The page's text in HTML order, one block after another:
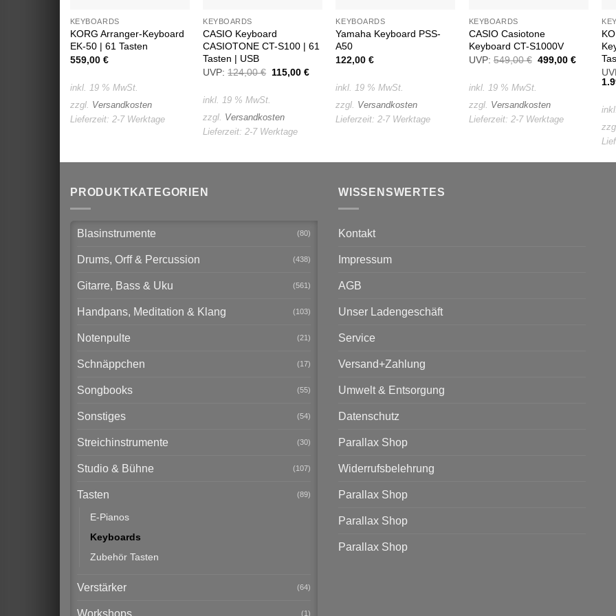
KEYBOARDS
KORG Arranger-Keyboard
EK-50 | 61 Tasten
559,00 €
inkl. 19 % MwSt.
zzgl. Versandkosten
Lieferzeit: 2-7 Werktage
KEYBOARDS
CASIO Keyboard
CASIOTONE CT-S100 | 61
Tasten | USB
UVP: 124,00€ Ursprünglicher
115,00€
115,00 €.
inkl. 19 % MwSt.
zzgl. Versandkosten
Lieferzeit:2-7 Werktage
KEYBOARDS
Yamaha Keyboard PSS-
A50
122,00€
inkl. 19 % MwSt.
zzgl. Versandkosten
Lieferzeit:2-7 Werktage
KEYBOARDS
CASIO Casiotone
Keyboard CT-S1000V
UVP: 549,00€ Ursprünglicher
499,00€ Aktueller
499,00
inkl. 19 % MwSt.
zzgl. Versandkosten
Lieferzeit: 2-7 Werktage
PRODUKTKATEGORIEN
Blasinstrumente (80)
Drums, Orff & Percussion (438)
Gitarre, Bass & Uku (561)
Handpans, Meditation & Klang (103)
Notenpulte (21)
Schnäppchen (17)
Songbooks (55)
Sonstiges (54)
Streichinstrumente (30)
Studio & Bühne (107)
Tasten (89)
E-Pianos
Keyboards
Zubehör Tasten
Verstärker (64)
(1)
WISSENSWERTES
Kontakt
Impressum
AGB
Unser Ladengeschäft
Service
Versand+Zahlung
Umwelt & Entsorgung
Datenschutz
Parallax Shop
Widerrufsbelehrung
Parallax Shop
Parallax Shop
Parallax Shop